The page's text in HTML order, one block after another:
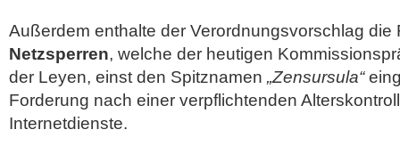
Außerdem enthalte der Verordnungsvorschlag die
Netzsperren, welche der heutigen
der Leyen, einst den Spitznamen „Zensursula“
Forderung nach einer verpflichtenden
Internetdienste.